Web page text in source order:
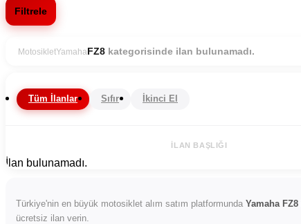
Filtrele
MotosikletYamaha FZ8 kategorisinde ilan bulunamadı.
Tüm İlanlar Sıfır İkinci El
İLAN BAŞLIĞI
İlan bulunamadı.
Türkiye'nin en büyük motosiklet alım satım platformunda Yamaha FZ8
ücretsiz ilan verin.